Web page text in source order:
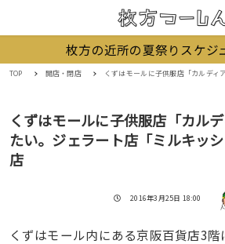
枚方の近所の夏祭りスケジ
TOP 開店・閉店 くずはモールに子供服店「カルディア」ができるみたい。ジ
くずはモールに子供服店「カル
たい。ジェラート店「ミルキッ
店
投稿日
2016年3月25日 18:00
くずはモール内にある京阪百貨店3